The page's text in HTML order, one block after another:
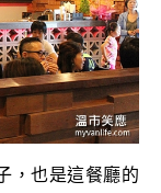
，也是這餐廳的